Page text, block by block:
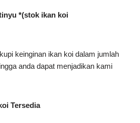
*(stok ikan koi
keinginan ikan koi dalam jumlah
anda dapat menjadikan kami
Tersedia